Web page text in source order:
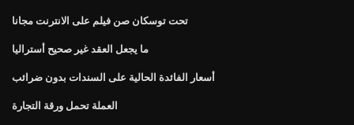
تحت توسكان صن فيلم على الانترنت مجانا
ما يجعل العقد غير صحيح أستراليا
أسعار الفائدة الحالية على السندات بدون ضرائب
العملة تحمل ورقة التجارة